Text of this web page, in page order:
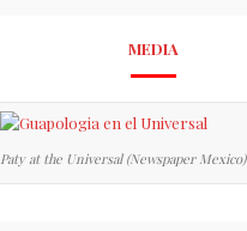
MEDIA
Paty at the Universal (Newspaper Mexico)